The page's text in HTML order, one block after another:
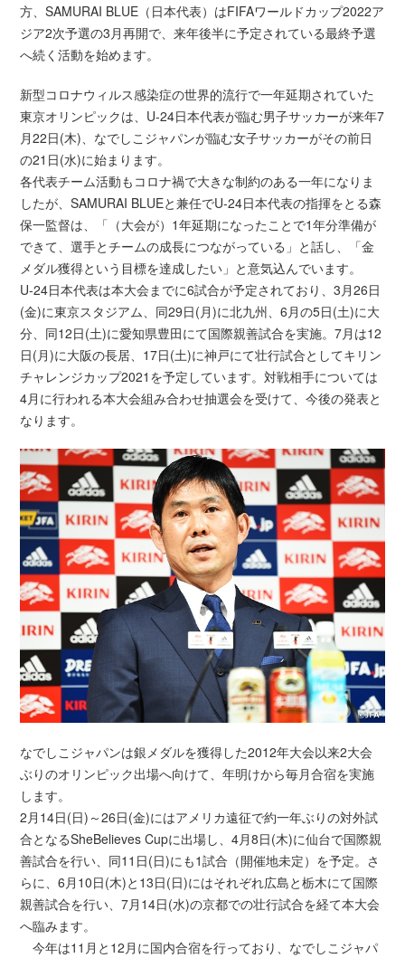
方、SAMURAI BLUE（日本代表）はFIFAワールドカップ2022ア
ジア2次予選の3月再開で、来年後半に予定されている最終予選
へ続く活動を始めます。
新型コロナウィルス感染症の世界的流行で一年延期されていた
東京オリンピックは、U-24日本代表が臨む男子サッカーが来年7
月22日(木)、なでしこジャパンが臨む女子サッカーがその前日
の21日(水)に始まります。
各代表チーム活動もコロナ禍で大きな制約のある一年になりま
したが、SAMURAI BLUEと兼任でU-24日本代表の指揮をとる森
保一監督は、「（大会が）1年延期になったことで1年分準備が
できて、選手とチームの成長につながっている」と話し、「金
メダル獲得という目標を達成したい」と意気込んでいます。
U-24日本代表は本大会までに6試合が予定されており、3月26日
(金)に東京スタジアム、同29日(月)に北九州、6月の5日(土)に大
分、同12日(土)に愛知県豊田にて国際親善試合を実施。7月は12
日(月)に大阪の長居、17日(土)に神戸にて壮行試合としてキリン
チャレンジカップ2021を予定しています。対戦相手については
4月に行われる本大会組み合わせ抽選会を受けて、今後の発表と
なります。
なでしこジャパンは銀メダルを獲得した2012年大会以来2大会
ぶりのオリンピック出場へ向けて、年明けから毎月合宿を実施
します。
2月14日(日)～26日(金)にはアメリカ遠征で約一年ぶりの対外試
合となるSheBelieves Cupに出場し、4月8日(木)に仙台で国際親
善試合を行い、同11日(日)にも1試合（開催地未定）を予定。さ
らに、6月10日(木)と13日(日)にはそれぞれ広島と栃木にて国際
親善試合を行い、7月14日(水)の京都での壮行試合を経て本大会
へ臨みます。
今年は11月と12月に国内合宿を行っており、なでしこジャパ